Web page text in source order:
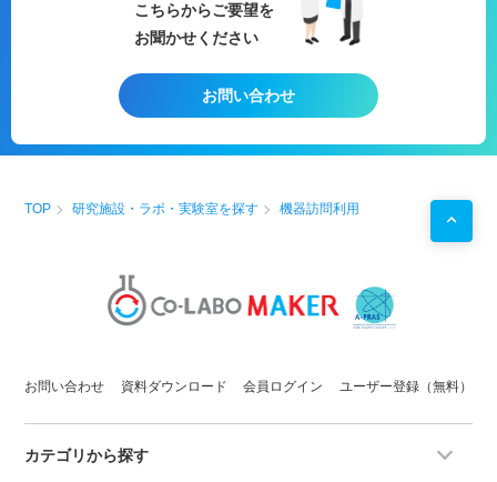
こちらからご要望を
お聞かせください
お問い合わせ
TOP 研究施設・ラボ・実験室を探す 機器訪問利用
お問い合わせ 資料ダウンロード 会員ログイン ユーザー登録（無料）
カテゴリから探す